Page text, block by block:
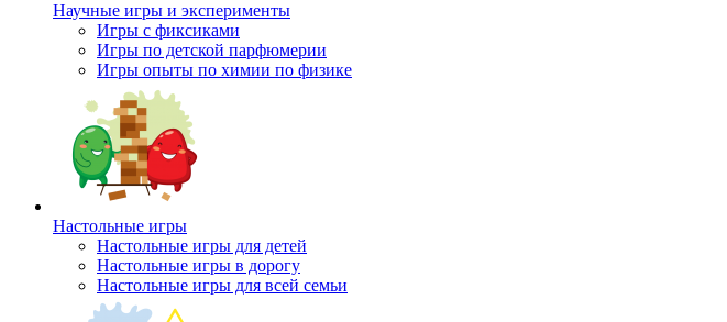
Научные игры и эксперименты
Игры с фиксиками
Игры по детской парфюмерии
Игры опыты по химии по физике
Настольные игры
Настольные игры для детей
Настольные игры в дорогу
Настольные игры для всей семьи